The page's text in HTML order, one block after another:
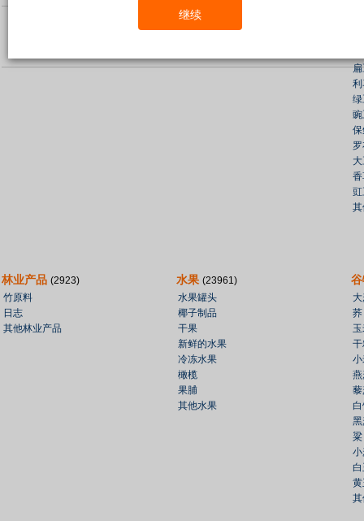
继续
其他畜牧业
林业产品 (2923)
竹原料
日志
其他林业产品
水果 (23961)
水果罐头
椰子制品
干果
新鲜的水果
冷冻水果
橄榄
果脯
其他水果
荞
粱